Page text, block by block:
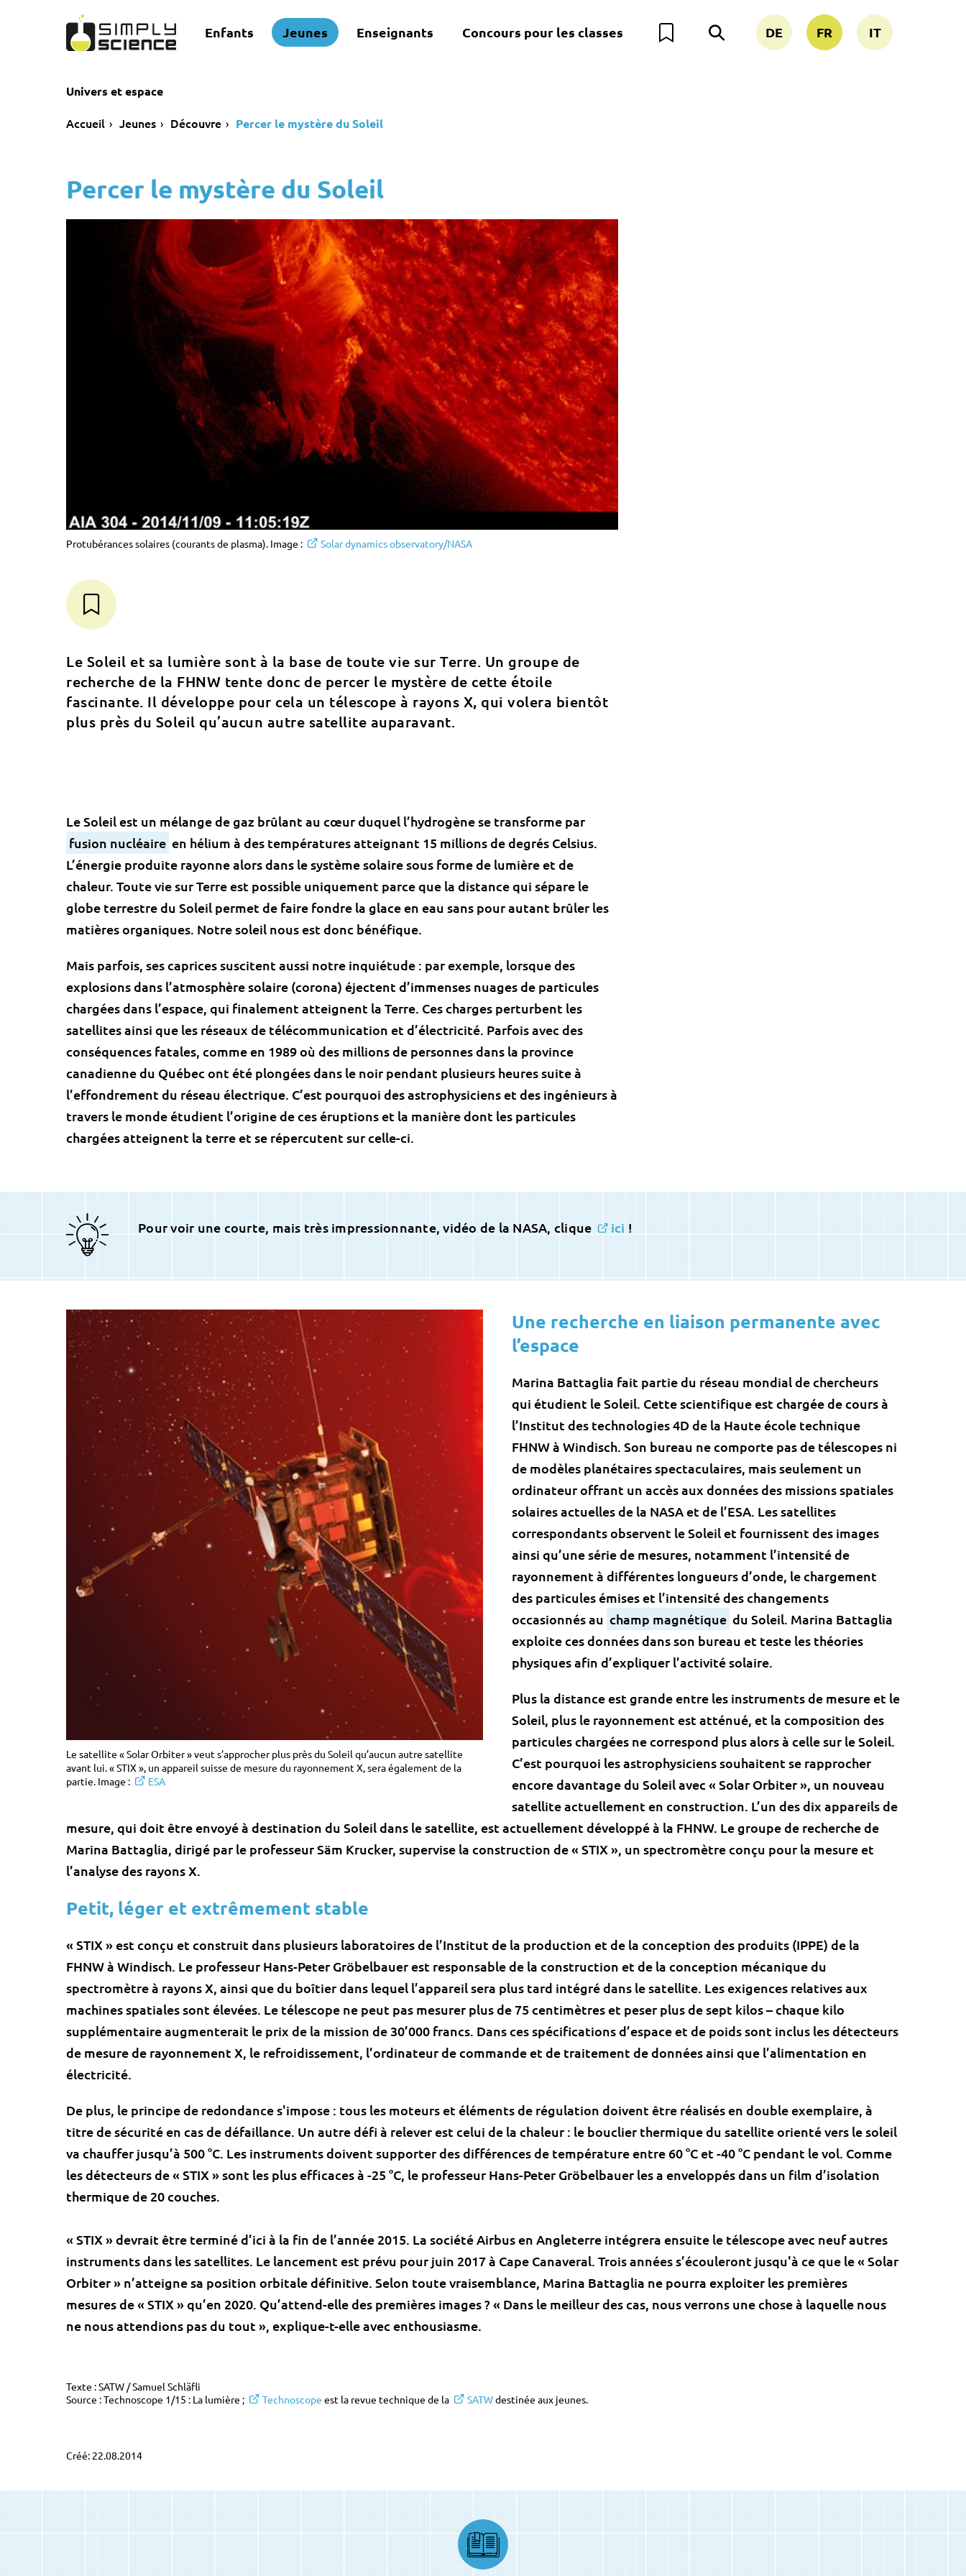
Enfants Jeunes Enseignants Concours pour les classes DE FR IT
Univers et espace
Accueil Jeunes Découvre Percer le mystère du Soleil
Percer le mystère du Soleil
Protubérances solaires (courants de plasma). Image : Solar dynamics observatory/NASA
Le Soleil et sa lumière sont à la base de toute vie sur Terre. Un groupe de
recherche de la FHNW tente donc de percer le mystère de cette étoile
fascinante. Il développe pour cela un télescope à rayons X, qui volera bientôt
plus près du Soleil qu’aucun autre satellite auparavant.
Le Soleil est un mélange de gaz brûlant au cœur duquel l’hydrogène se transforme par
fusion nucléaire en hélium à des températures atteignant 15 millions de degrés Celsius.
L’énergie produite rayonne alors dans le système solaire sous forme de lumière et de
chaleur. Toute vie sur Terre est possible uniquement parce que la distance qui sépare le
globe terrestre du Soleil permet de faire fondre la glace en eau sans pour autant brûler les
matières organiques. Notre soleil nous est donc bénéfique.
Mais parfois, ses caprices suscitent aussi notre inquiétude : par exemple, lorsque des
explosions dans l’atmosphère solaire (corona) éjectent d’immenses nuages de particules
chargées dans l’espace, qui finalement atteignent la Terre. Ces charges perturbent les
satellites ainsi que les réseaux de télécommunication et d’électricité. Parfois avec des
conséquences fatales, comme en 1989 où des millions de personnes dans la province
canadienne du Québec ont été plongées dans le noir pendant plusieurs heures suite à
l’effondrement du réseau électrique. C’est pourquoi des astrophysiciens et des ingénieurs à
travers le monde étudient l’origine de ces éruptions et la manière dont les particules
chargées atteignent la terre et se répercutent sur celle-ci.
Pour voir une courte, mais très impressionnante, vidéo de la NASA, clique ici !
Le satellite « Solar Orbiter » veut s’approcher plus près du Soleil qu’aucun autre satellite
avant lui. « STIX », un appareil suisse de mesure du rayonnement X, sera également de la
partie. Image :
ESA
Une recherche en liaison permanente avec
l’espace
Marina Battaglia fait partie du réseau mondial de chercheurs
qui étudient le Soleil. Cette scientifique est chargée de cours à
l’Institut des technologies 4D de la Haute école technique
FHNW à Windisch. Son bureau ne comporte pas de télescopes ni
de modèles planétaires spectaculaires, mais seulement un
ordinateur offrant un accès aux données des missions spatiales
solaires actuelles de la NASA et de l’ESA. Les satellites
correspondants observent le Soleil et fournissent des images
ainsi qu’une série de mesures, notamment l’intensité de
rayonnement à différentes longueurs d’onde, le chargement
des particules émises et l’intensité des changements
occasionnés au champ magnétique du Soleil. Marina Battaglia
exploite ces données dans son bureau et teste les théories
physiques afin d’expliquer l’activité solaire.
Plus la distance est grande entre les instruments de mesure et le
Soleil, plus le rayonnement est atténué, et la composition des
particules chargées ne correspond plus alors à celle sur le Soleil.
C’est pourquoi les astrophysiciens souhaitent se rapprocher
encore davantage du Soleil avec « Solar Orbiter », un nouveau
satellite actuellement en construction. L’un des dix appareils de
mesure, qui doit être envoyé à destination du Soleil dans le satellite, est actuellement développé à la FHNW. Le groupe de recherche de
Marina Battaglia, dirigé par le professeur Säm Krucker, supervise la construction de « STIX », un spectromètre conçu pour la mesure et
l’analyse des rayons X.
Petit, léger et extrêmement stable
« STIX » est conçu et construit dans plusieurs laboratoires de l’Institut de la production et de la conception des produits (IPPE) de la
FHNW à Windisch. Le professeur Hans-Peter Gröbelbauer est responsable de la construction et de la conception mécanique du
spectromètre à rayons X, ainsi que du boîtier dans lequel l’appareil sera plus tard intégré dans le satellite. Les exigences relatives aux
machines spatiales sont élevées. Le télescope ne peut pas mesurer plus de 75 centimètres et peser plus de sept kilos – chaque kilo
supplémentaire augmenterait le prix de la mission de 30’000 francs. Dans ces spécifications d’espace et de poids sont inclus les détecteurs
de mesure de rayonnement X, le refroidissement, l’ordinateur de commande et de traitement de données ainsi que l’alimentation en
électricité.
De plus, le principe de redondance s'impose : tous les moteurs et éléments de régulation doivent être réalisés en double exemplaire, à
titre de sécurité en cas de défaillance. Un autre défi à relever est celui de la chaleur : le bouclier thermique du satellite orienté vers le soleil
va chauffer jusqu’à 500 °C. Les instruments doivent supporter des différences de température entre 60 °C et -40 °C pendant le vol. Comme
les détecteurs de « STIX » sont les plus efficaces à -25 °C, le professeur Hans-Peter Gröbelbauer les a enveloppés dans un film d’isolation
thermique de 20 couches.
« STIX » devrait être terminé d’ici à la fin de l’année 2015. La société Airbus en Angleterre intégrera ensuite le télescope avec neuf autres
instruments dans les satellites. Le lancement est prévu pour juin 2017 à Cape Canaveral. Trois années s’écouleront jusqu'à ce que le « Solar
Orbiter » n’atteigne sa position orbitale définitive. Selon toute vraisemblance, Marina Battaglia ne pourra exploiter les premières
mesures de « STIX » qu’en 2020. Qu’attend-elle des premières images ? « Dans le meilleur des cas, nous verrons une chose à laquelle nous
ne nous attendions pas du tout », explique-t-elle avec enthousiasme.
Texte : SATW / Samuel Schläfli
Source : Technoscope 1/15 : La lumière ;
Technoscope est la revue technique de la SATWdestinée aux jeunes.
Créé: 22.08.2014